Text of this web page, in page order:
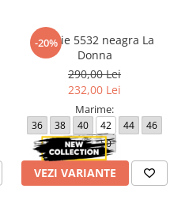
-20%
Rochie 5532 neagra La
Donna
290,00 Lei
232,00 Lei
Marime:
36 38 40 42 44
46
48
50
VEZI VARIANTE